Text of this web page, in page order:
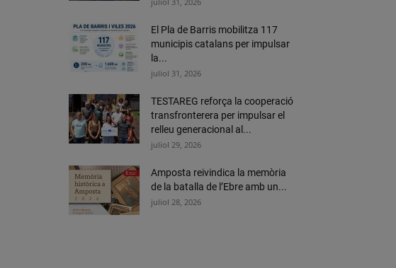
El Pla de Barris mobilitza 117
municipis catalans per impulsar
la...
juliol 31, 2026
TESTAREG reforça la cooperació
transfronterera per impulsar el
relleu generacional al...
juliol 29, 2026
Amposta reivindica la memòria
de la batalla de l’Ebre amb un...
juliol 28, 2026